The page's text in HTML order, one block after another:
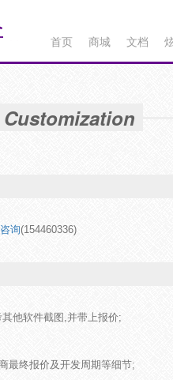
首页 商城 文档
询(154460336)
他软件截图,并带上报价;
最终报价及开发周期等细节;